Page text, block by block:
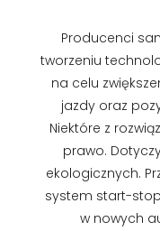
Producenci
tworzeniu
na celu
jazdy oraz
Niektóre z
prawo.
ekologicznych.
system start-
w nowych